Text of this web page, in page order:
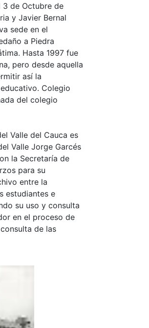
3 de Octubre de
y Javier Bernal
sede en el
a Piedra
Hasta 1997 fue
pero desde aquella
así la
Colegio
del colegio
Valle del Cauca es
Valle Jorge Garcés
la Secretaría de
para su
entre la
estudiantes e
su uso y consulta
en el proceso de
de las